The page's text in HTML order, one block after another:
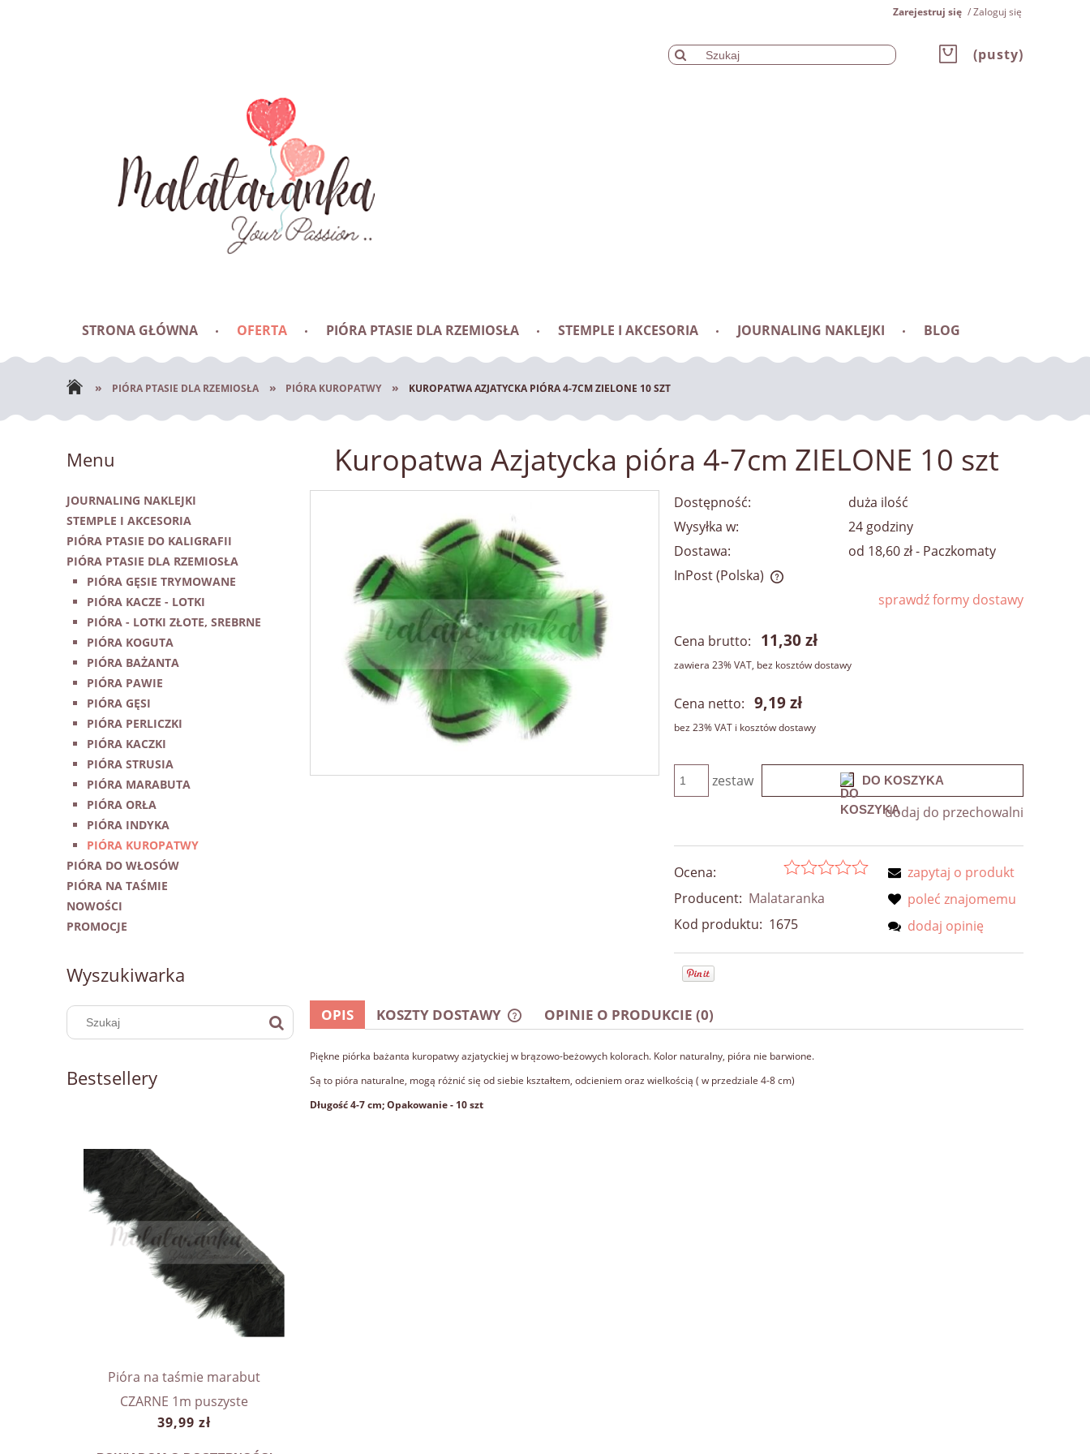
Zarejestruj się Zaloguj się
(pusty)
STRONA GŁÓWNA OFERTA PIÓRA PTASIE DLA RZEMIOSŁA STEMPLE I AKCESORIA JOURNALING NAKLEJKI
BLOG
NOWOŚCI
» PIÓRA PTASIE DLA RZEMIOSŁA » PIÓRA KUROPATWY » KUROPATWA AZJATYCKA PIÓRA 4-7CM ZIELONE 10 SZT
Menu
JOURNALING NAKLEJKI
STEMPLE I AKCESORIA
PIÓRA PTASIE DO KALIGRAFII
PIÓRA PTASIE DLA RZEMIOSŁA
PIÓRA GĘSIE TRYMOWANE
PIÓRA KACZE - LOTKI
PIÓRA - LOTKI ZŁOTE, SREBRNE
PIÓRA KOGUTA
PIÓRA BAŻANTA
PIÓRA PAWIE
PIÓRA GĘSI
PIÓRA PERLICZKI
PIÓRA KACZKI
PIÓRA STRUSIA
PIÓRA MARABUTA
PIÓRA ORŁA
PIÓRA INDYKA
PIÓRA KUROPATWY
PIÓRA DO WŁOSÓW
PIÓRA NA TAŚMIE
NOWOŚCI
PROMOCJE
Wyszukiwarka
Bestsellery
Pióra na taśmie marabut
CZARNE 1m puszyste
39,99 zł
Kuropatwa Azjatycka pióra 4-7cm ZIELONE 10 szt
Dostępność:
duża ilość
Wysyłka w:
24 godziny
Dostawa:
od 18,60 zł- Paczkomaty
InPost(Polska)
Cena nie zawiera ewentualnych kosztów
płatności
sprawdź formy dostawy
Cena brutto: 11,30 zł
zawiera 23% VAT, bez kosztów dostawy
Cena netto: 9,19 zł
bez 23% VAT i kosztów dostawy
zestaw DO KOSZYKA
dodaj do przechowalni
Ocena:
Producent: Malataranka
Kod produktu: 1675
zapytaj o produkt
poleć znajomemu
dodaj opinię
OPIS KOSZTY DOSTAWY
CENA NIE ZAWIERA EWENTUALNYCH
OPINIE O PRODUKCIE (0)
Piękne piórka bażanta kuropatwy azjatyckiej w brązowo-beżowych kolorach. Kolor naturalny, pióra nie barwione.
Są to pióra naturalne, mogą różnić się od siebie kształtem, odcieniem oraz wielkością ( w przedziale 4-8 cm)
Długość 4-7 cm; Opakowanie - 10 szt